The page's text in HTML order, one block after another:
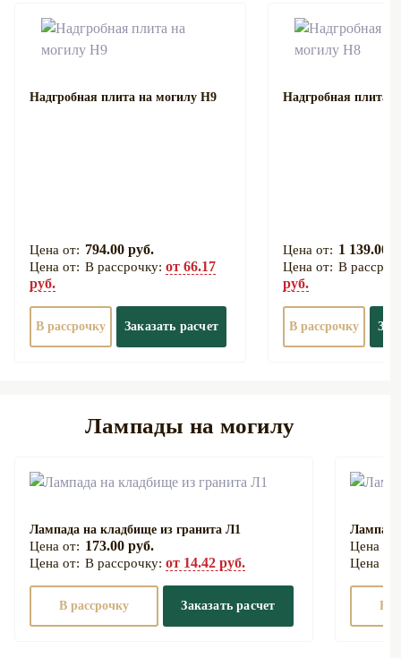
Надгробная плита на могилу Н9
794.00 руб.
В рассрочку: от 66.17
руб.
В рассрочку Заказать расчет
Надгробная плита
1 139.00
В
руб.
В рассрочку
Лампады на могилу
Лампада на кладбище из гранита Л1
173.00 руб.
В рассрочку: от 14.42 руб.
В рассрочку Заказать расчет В